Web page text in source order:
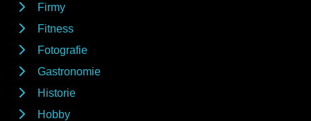
Firmy
Fitness
Fotografie
Gastronomie
Historie
Hobby